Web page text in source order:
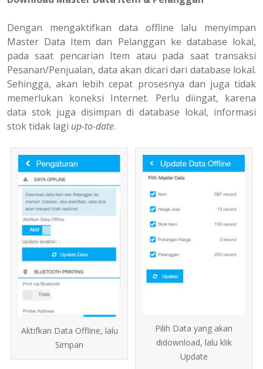
Dengan mengaktifkan data offline lalu menyimpan
Master Data Item dan Pelanggan ke database lokal,
pada saat pencarian Item atau pada saat transaksi
Pesanan/Penjualan, data akan dicari dari database lokal.
Sehingga, akan lebih cepat prosesnya dan juga tidak
memerlukan koneksi Internet. Perlu diingat, karena
data stok juga disimpan di database lokal, informasi
stok tidak lagi up-to-date.
Aktifkan Data Offline, lalu
Simpan
Pilih Data yang akan
didownload, lalu klik
Update